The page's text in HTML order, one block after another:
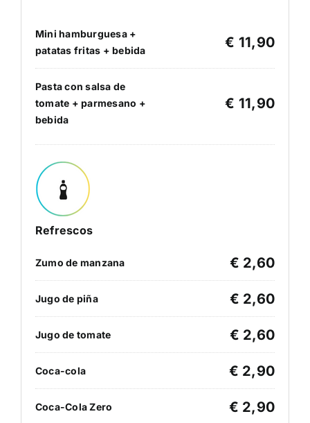
Mini hamburguesa +
patatas fritas + bebida
€ 11,90
Pasta con salsa de
tomate + parmesano +
bebida
€ 11,90
Refrescos
Zumo de manzana € 2,60
Jugo de piña € 2,60
Jugo de tomate € 2,60
Coca-cola € 2,90
Coca-Cola Zero € 2,90